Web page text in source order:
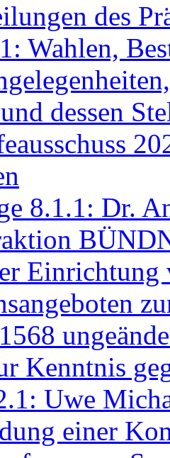
des
Wahlen,
dessen
8.1.1: Dr.
Einrichtung
Kenntnis
Uwe
einer